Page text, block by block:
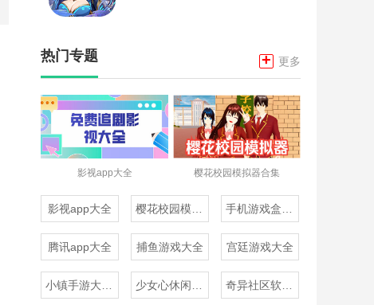
热门专题 + 更多
影视app大全 樱花校园模拟器合集
影视app大全
腾讯app大全 捕鱼游戏大全 宫廷游戏大全